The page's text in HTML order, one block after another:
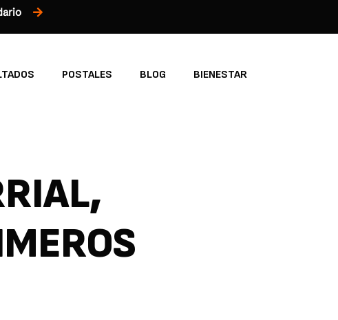
POSTALES BLOG BIENESTAR